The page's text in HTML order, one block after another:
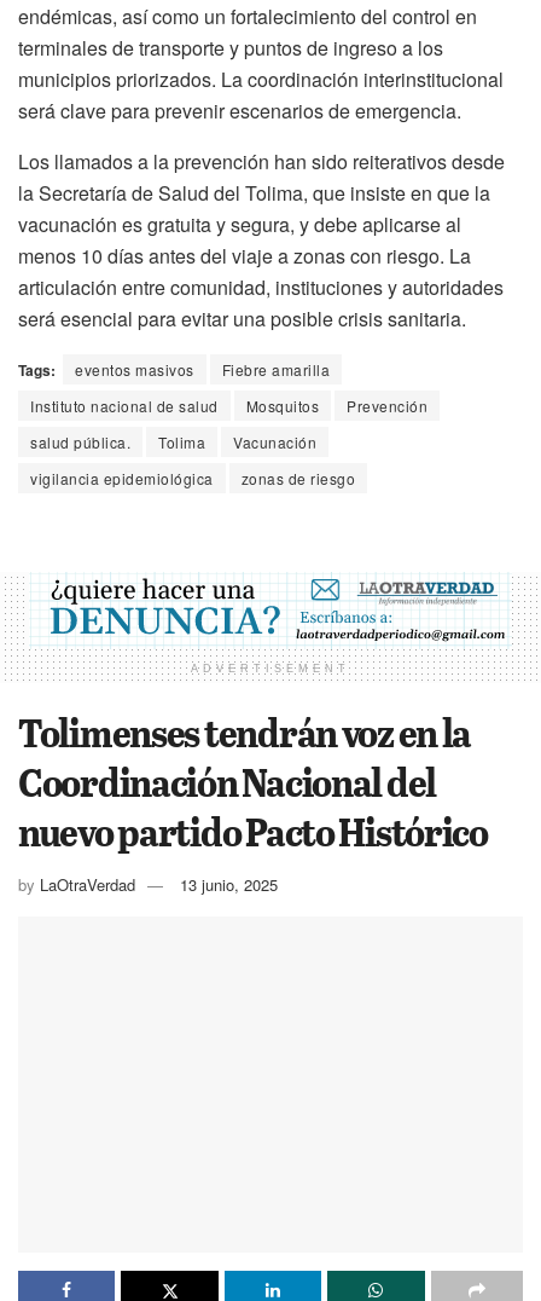
endémicas, así como un fortalecimiento del control en
terminales de transporte y puntos de ingreso a los
municipios priorizados. La coordinación interinstitucional
será clave para prevenir escenarios de emergencia.
Los llamados a la prevención han sido reiterativos desde
la Secretaría de Salud del Tolima, que insiste en que la
vacunación es gratuita y segura, y debe aplicarse al
menos 10 días antes del viaje a zonas con riesgo. La
articulación entre comunidad, instituciones y autoridades
será esencial para evitar una posible crisis sanitaria.
Tags: eventos masivos
Fiebre amarilla
Instituto nacional de salud
Mosquitos
Prevención
salud pública.
Tolima
Vacunación
vigilancia epidemiológica
zonas de riesgo
ADVERTISEMENT
Tolimenses tendrán voz en la
Coordinación Nacional del
nuevo partido Pacto Histórico
by LaOtraVerdad 13 junio, 2025